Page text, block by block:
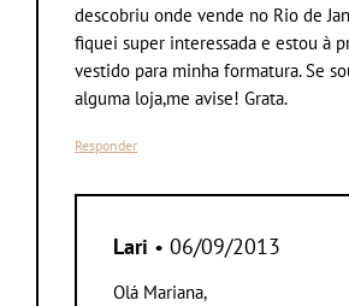
descobriu onde vende no Rio de
fiquei super interessada e estou à
vestido para minha formatura. Se
alguma loja,me avise! Grata.
Responder
Lari • 06/09/2013
Olá Mariana,